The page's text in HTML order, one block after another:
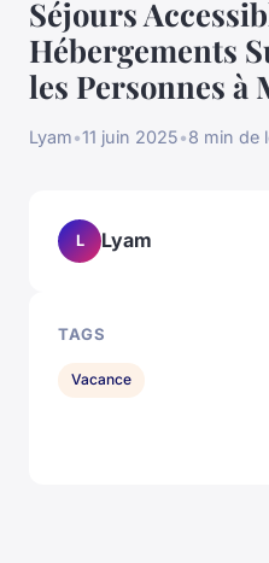
Séjours
Hébergements
les Personnes à
Lyam•11 juin 2025•8 min de
L Lyam
TAGS
Vacance